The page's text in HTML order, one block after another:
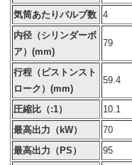
気筒あたりバルブ数 4
内径（シリンダーボ
ア）(mm)
79
行程（ピストンスト
ローク）(mm)
59.4
圧縮比（:1） 10.1
最高出力（kW）
70
最高出力（PS）
95